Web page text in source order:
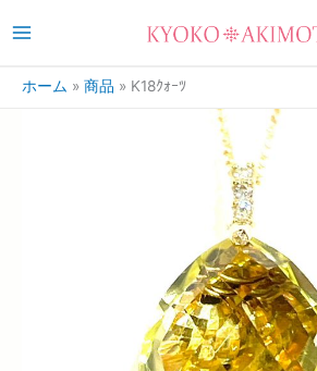
ホーム 商品 K18ｸｫｰﾂ